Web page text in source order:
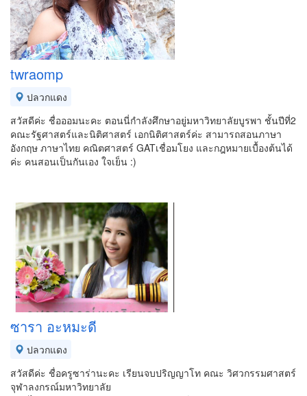
twraomp
ปลวกแดง
สวัสดีค่ะ ชื่อออมนะคะ ตอนนี่กำลังศึกษาอยู่มหาวิทยาลัยบูรพา ชั้นปีที่2
คณะรัฐศาสตร์และนิติศาสตร์ เอกนิติศาสตร์ค่ะ สามารถสอนภาษา
อังกฤษ ภาษาไทย คณิตศาสตร์ GATเชื่อมโยง และกฎหมายเบื้องต้นได้
ค่ะ คนสอนเป็นกันเอง ใจเย็น :)
ซารา อะหมะดี
ปลวกแดง
สวัสดีค่ะ ชื่อครูซาร่านะคะ เรียนจบปริญญาโท คณะ วิศวกรรมศาสตร์
จุฬาลงกรณ์มหาวิทยาลัย